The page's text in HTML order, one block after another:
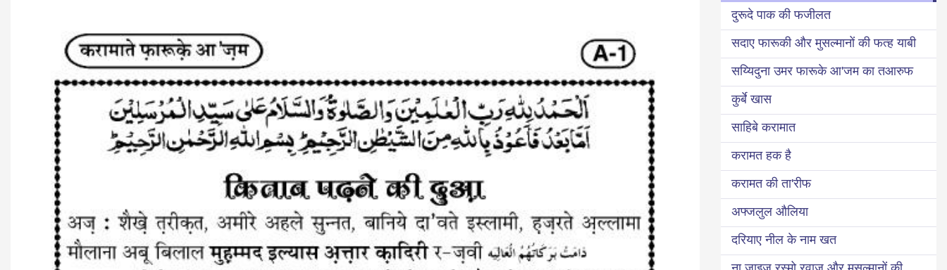
दुरूदे पाक की फजीलत
सदाए फारूकी और मुसल्मानों की फत्ह याबी
सय्यिदुना उमर फारूके आ'जम का तआरुफ
कुर्बे खास
साहिबे करामात
करामत हक है
करामत की ता'रीफ
अफ्जलुल औलिया
दरियाए नील के नाम खत